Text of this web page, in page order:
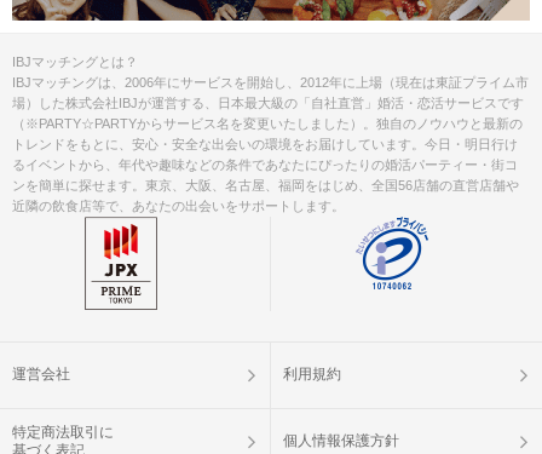
IBJマッチングとは？
IBJマッチングは、2006年にサービスを開始し、2012年に上場（現在は東証プライム市
場）した株式会社IBJが運営する、日本最大級の「自社直営」婚活・恋活サービスです
（※PARTY☆PARTYからサービス名を変更いたしました）。独自のノウハウと最新の
トレンドをもとに、安心・安全な出会いの環境をお届けしています。今日・明日行け
るイベントから、年代や趣味などの条件であなたにぴったりの婚活パーティー・街コ
ンを簡単に探せます。東京、大阪、名古屋、福岡をはじめ、全国56店舗の直営店舗や
近隣の飲食店等で、あなたの出会いをサポートします。
運営会社 利用規約
特定商法取引に
基づく表記
個人情報保護方針